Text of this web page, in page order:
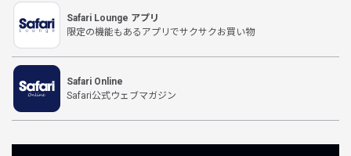
Safari Lounge アプリ
限定の機能もあるアプリでサクサクお買い物
Safari Online
Safari公式ウェブマガジン